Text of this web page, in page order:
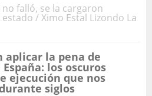
falló, se la cargaron
/ Ximo Estal Lizondo La
aplicar la pena de
los oscuros
ejecución que nos
siglos